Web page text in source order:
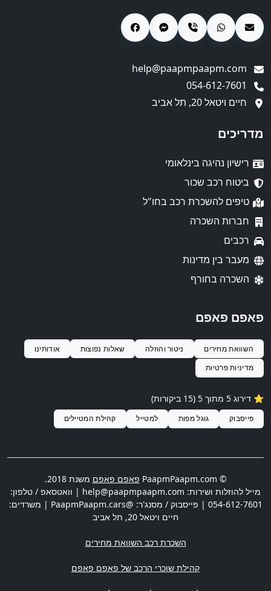
חיים ויטאל 20, תל אביב
מדריכים
רישיון נהיגה בינלאומי
ביטוח רכב שכור
טיפים להשכרת רכב בחו"ל
חברות השכרה
רכבים
מעבר בין מדינות
השכרה בחורף
פאפם פאפם
השוואת מחירים ניטור והוזלה שאלות נפוצות
אודותינו
מדיניות פרטיות
⭐️ דירוג 5 מתוך 5 ( 15 ביקורות)
פייסבוק גוגל מפות למטייל קהילת המטיילים
© PaapmPaapm.com פאפם פאפם משנת 2018.
מייל להוזלות ושירות: help@paapmpaapm.com | וואטסאפ / טלפון:
054-612-7601 | פייסבוק / מסנג'ר: @PaapmPaapm.cars | משרדים:
חיים ויטאל 20
, תל אביב
השכרת רכב השוואת מחירים
קהילת שוכרי הרכב של פאפם פאפם